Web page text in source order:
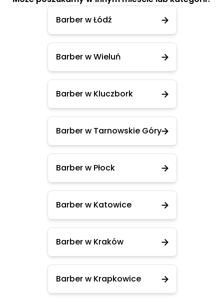
Barber w Łódź
Barber w Wieluń
Barber w Kluczbork
Barber w Tarnowskie Góry
Barber w Płock
Barber w Katowice
Barber w Kraków
Barber w Krapkowice